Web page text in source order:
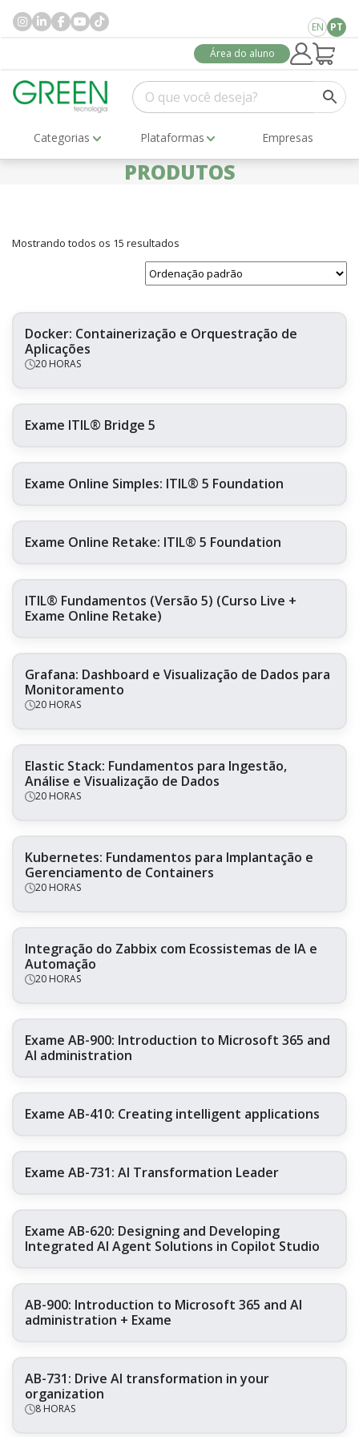
EN PT
Área do aluno
Categorias Plataformas Empresas
PRODUTOS
Mostrando todos os 15 resultados
Docker: Containerização e Orquestração de
Aplicações
20 HORAS
Exame ITIL® Bridge 5
Exame Online Simples: ITIL® 5 Foundation
Exame Online Retake: ITIL® 5 Foundation
ITIL® Fundamentos (Versão 5) (Curso Live +
Exame Online Retake)
Grafana: Dashboard e Visualização de Dados para
Monitoramento
20 HORAS
Elastic Stack: Fundamentos para Ingestão,
Análise e Visualização de Dados
20 HORAS
Kubernetes: Fundamentos para Implantação e
Gerenciamento de Containers
20 HORAS
Integração do Zabbix com Ecossistemas de IA e
Automação
20 HORAS
Exame AB-900: Introduction to Microsoft 365 and
AI administration
Exame AB-410: Creating intelligent applications
Exame AB-731: AI Transformation Leader
Exame AB-620: Designing and Developing
Integrated AI Agent Solutions in Copilot Studio
AB-900: Introduction to Microsoft 365 and AI
administration + Exame
AB-731: Drive AI transformation in your
organization
8 HORAS